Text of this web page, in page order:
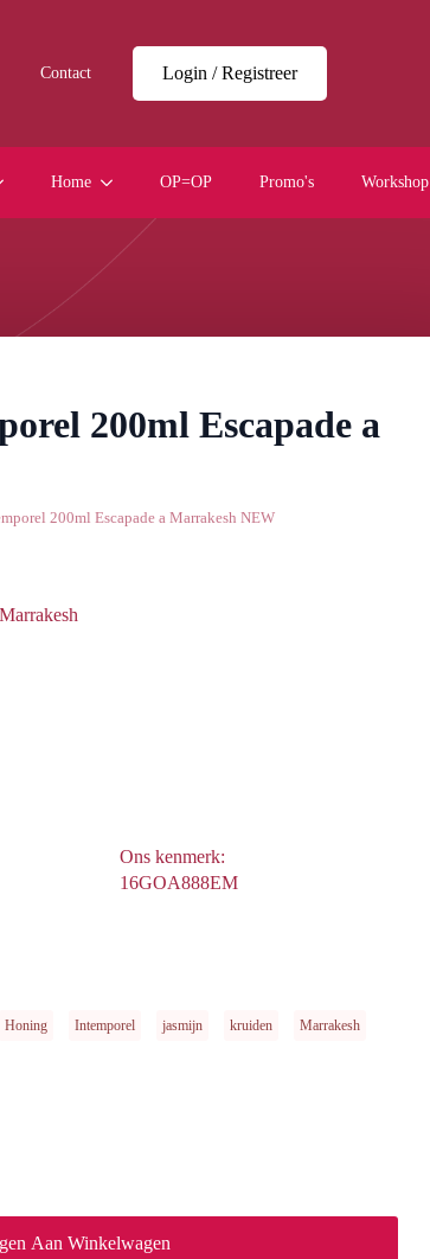
Contact Login / Registreer
Home OP=OP Promo's Workshop
200ml Escapade a
200ml Escapade a Marrakesh NEW
Ons kenmerk:
16GOA888EM
Honing Intemporel jasmijn kruiden Marrakesh
Aan Winkelwagen